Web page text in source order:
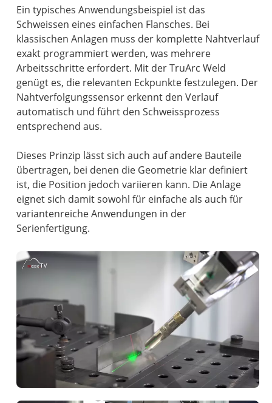
Ein typisches Anwendungsbeispiel ist das
Schweissen eines einfachen Flansches. Bei
klassischen Anlagen muss der komplette Nahtverlauf
exakt programmiert werden, was mehrere
Arbeitsschritte erfordert. Mit der TruArc Weld
genügt es, die relevanten Eckpunkte festzulegen. Der
Nahtverfolgungssensor erkennt den Verlauf
automatisch und führt den Schweissprozess
entsprechend aus.
Dieses Prinzip lässt sich auch auf andere Bauteile
übertragen, bei denen die Geometrie klar definiert
ist, die Position jedoch variieren kann. Die Anlage
eignet sich damit sowohl für einfache als auch für
variantenreiche Anwendungen in der
Serienfertigung.